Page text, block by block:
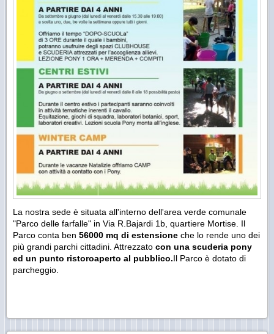
La nostra sede è situata all'interno dell'area verde comunale
"Parco delle farfalle" in Via R.Bajardi 1b, quartiere Mortise. Il
Parco conta ben 56000 mq di estensione che lo rende uno dei
più grandi parchi cittadini. Attrezzato con una scuderia pony
ed un punto ristoroaperto al pubblico.Il Parco è dotato di
parcheggio.